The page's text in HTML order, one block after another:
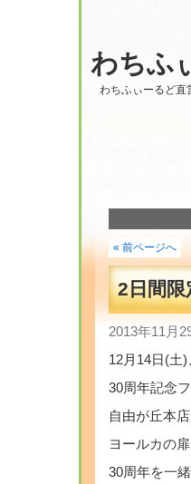
わちふ
わちふぃーるど直
« 前ページへ
2日間
2013年11月
12月14日(土)
30周年記念
自由が丘本
ヨールカの
30周年を一